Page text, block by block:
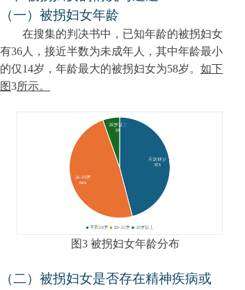
（一）被拐妇女年龄
在搜集的判决书中，已知年龄的被拐妇女
有36人，接近半数为未成年人，其中年龄最小
的仅14岁，年龄最大的被拐妇女为58岁。 如下
图3所示。
图3 被拐妇女年龄分布
（二）被拐妇女是否存在精神疾病或